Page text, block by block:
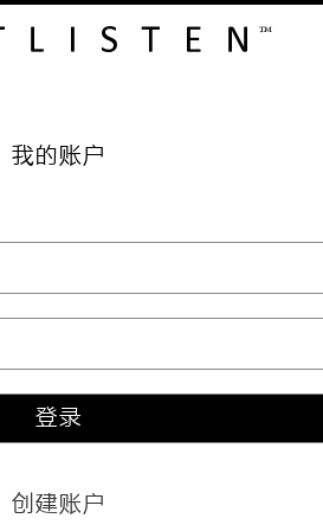
我的账户
登录
创建账户